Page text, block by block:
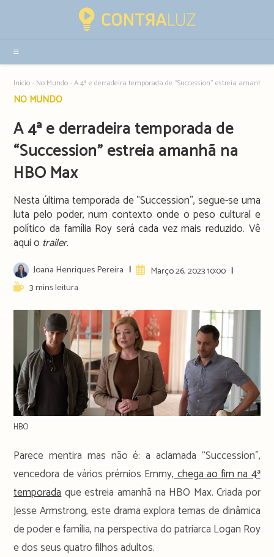
sidebar
Início- No Mundo-A 4ª e derradeira temporada de “Succession” estreia amanhã
Post
NO MUNDO
A 4ª e derradeira temporada de
“Succession” estreia amanhã na
HBO Max
Nesta última temporada de "Succession", segue-se uma
luta pelo poder, num contexto onde o peso cultural e
político da família Roy será cada vez mais reduzido. Vê
aqui o trailer.
Post
author:
Joana Henriques Pereira
ArtigoMarço 26, 2023 10:00
Reading3 mins leitura
HBO
Parece mentira mas não é: a aclamada “Succession”,
vencedora de vários prémios Emmy,chega ao fim na 4ª
temporadaque estreia amanhã na HBO Max. Criada por
Jesse Armstrong, este drama explora temas de dinâmica
de poder e família, na perspectiva do patriarca Logan Roy
e dos seus quatro filhos adultos.